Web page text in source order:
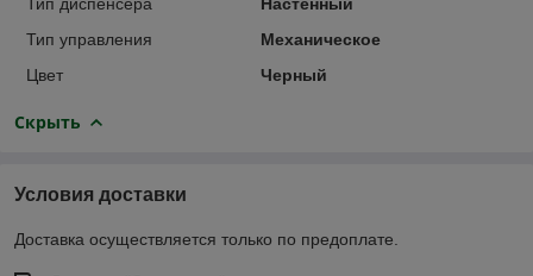
Тип управления
Механическое
Цвет
Черный
Скрыть
Условия доставки
Доставка осуществляется только по предоплате.